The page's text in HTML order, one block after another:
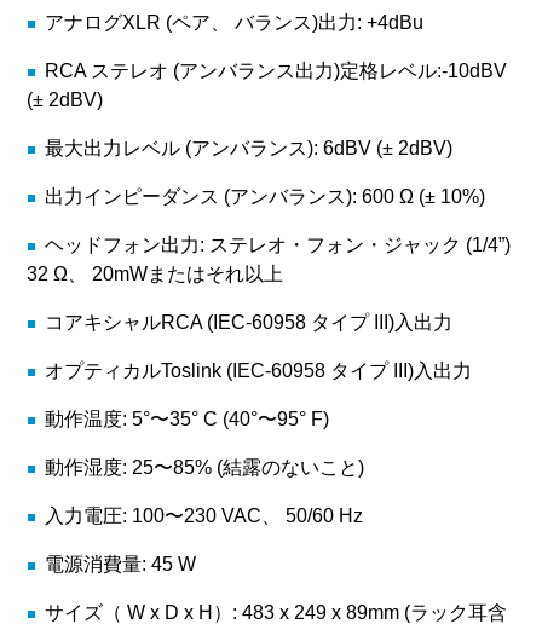
アナログXLR (ペア、 バランス)出力: +4dBu
RCA ステレオ (アンバランス出力)定格レベル:-10dBV
(± 2dBV)
最大出力レベル (アンバランス): 6dBV (± 2dBV)
出力インピーダンス (アンバランス): 600 Ω (± 10%)
ヘッドフォン出力: ステレオ・フォン・ジャック (1/4”)
32 Ω、 20mWまたはそれ以上
コアキシャルRCA (IEC-60958 タイプ III)入出力
オプティカルToslink (IEC-60958 タイプ III)入出力
動作温度: 5°〜35° C (40°〜95° F)
動作湿度: 25〜85% (結露のないこと)
入力電圧: 100〜230 VAC、 50/60 Hz
電源消費量: 45 W
サイズ（ W x D x H）: 483 x 249 x 89mm (ラック耳含